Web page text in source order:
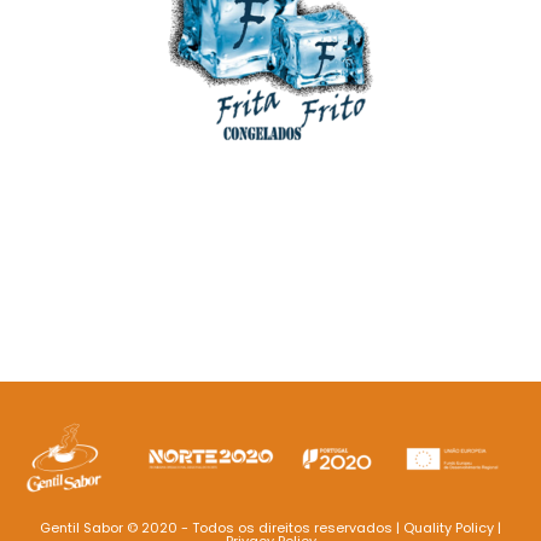
Gentil Sabor © 2020 - Todos os direitos reservados | Quality Policy |